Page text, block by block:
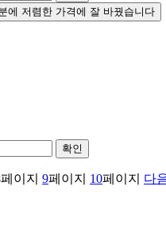
에 저렴한 가격에 잘 바꿨습니다
확인
페이지 9페이지 10페이지
다